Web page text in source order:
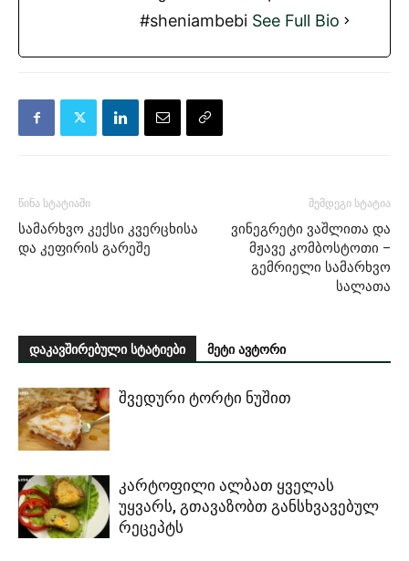
#sheniambebi See Full Bio
წინა სტატიაში
სამარხვო კექსი კვერცხისა
და კეფირის გარეშე
შემდეგი სტატია
ვინეგრეტი ვაშლითა და
მჟავე კომბოსტოთი –
გემრიელი სამარხვო
სალათა
დაკავშირებული სტატიები მეტი ავტორი
შვედური ტორტი ნუშით
კარტოფილი ალბათ ყველას
უყვარს, გთავაზობთ განსხვავებულ
რეცეპტს